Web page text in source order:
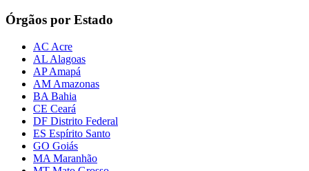
Órgãos por Estado
AC Acre
AL Alagoas
AP Amapá
AM Amazonas
BA Bahia
CE Ceará
DF Distrito Federal
ES Espírito Santo
GO Goiás
MA Maranhão